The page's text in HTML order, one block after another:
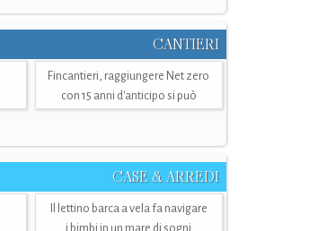
CANTIERI
Fincantieri, raggiungere Net zero
con 15 anni d'anticipo si può
CASE & ARREDI
Il lettino barca a vela fa navigare
i bimbi in un mare di sogni